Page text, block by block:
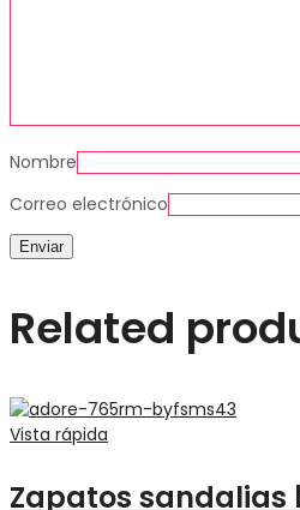
Nombre
Correo electrónico
Related
Vista rápida
Zapatos sandalias